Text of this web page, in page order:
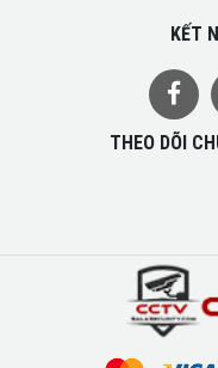
KẾT
THEO DÕI